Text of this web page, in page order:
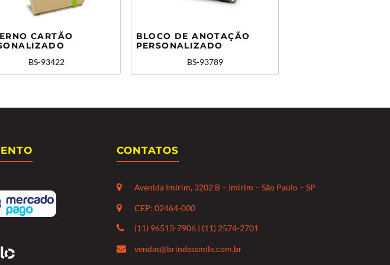
CARTÃO
BS-93422
BLOCO DE ANOTAÇÃO
PERSONALIZADO
BS-93789
CONTATOS
Avenida Imirim, 3202 B – Imirim – São Paulo – SP
CEP: 02464-000
(11) 96513-7906 | (11) 2574-2701
vendas@brindessmile.com.br